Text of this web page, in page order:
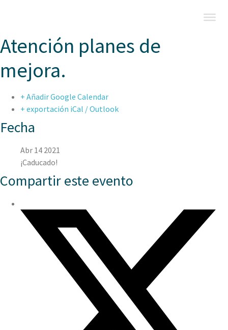
Atención planes de
mejora.
+ Añadir Google Calendar
+ exportación iCal / Outlook
Fecha
Abr 14 2021
¡Caducado!
Compartir este evento